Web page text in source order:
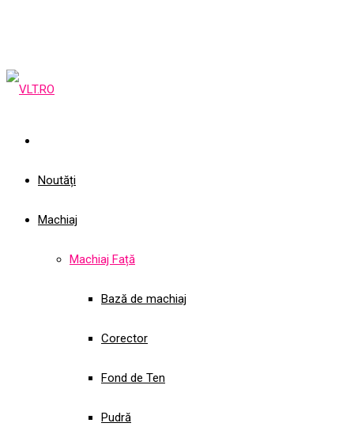
Noutăți
Machiaj
Machiaj Față
Bază de machiaj
Corector
Fond de Ten
Pudră